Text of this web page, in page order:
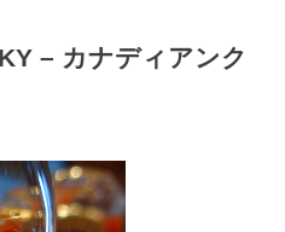
– カナディアンク